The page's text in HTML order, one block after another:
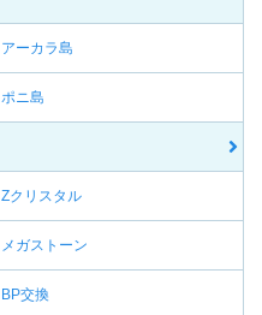
アーカラ島
ポニ島
Zクリスタル
メガストーン
BP交換